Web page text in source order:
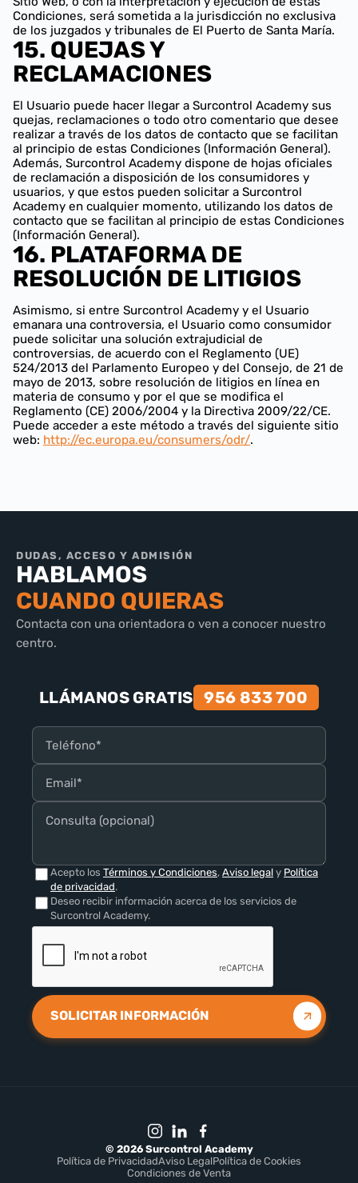
Condiciones, será sometida a la jurisdicción no exclusiva
de los juzgados y tribunales de El Puerto de Santa María.
15. QUEJAS Y
RECLAMACIONES
El Usuario puede hacer llegar a Surcontrol Academy sus
quejas, reclamaciones o todo otro comentario que desee
realizar a través de los datos de contacto que se facilitan
al principio de estas Condiciones (Información General).
Además, Surcontrol Academy dispone de hojas oficiales
de reclamación a disposición de los consumidores y
usuarios, y que estos pueden solicitar a Surcontrol
Academy en cualquier momento, utilizando los datos de
contacto que se facilitan al principio de estas Condiciones
(Información General).
16. PLATAFORMA DE
RESOLUCIÓN DE LITIGIOS
Asimismo, si entre Surcontrol Academy y el Usuario
emanara una controversia, el Usuario como consumidor
puede solicitar una solución extrajudicial de
controversias, de acuerdo con el Reglamento (UE)
524/2013 del Parlamento Europeo y del Consejo, de 21 de
mayo de 2013, sobre resolución de litigios en línea en
materia de consumo y por el que se modifica el
Reglamento (CE) 2006/2004 y la Directiva 2009/22/CE.
Puede acceder a este método a través del siguiente sitio
web: http://ec.europa.eu/consumers/odr/.
DUDAS, ACCESO Y ADMISIÓN
HABLAMOS
CUANDO QUIERAS
Contacta con una orientadora o ven a conocer nuestro
centro.
LLÁMANOS GRATIS 956 833 700
Acepto los Términos y Condiciones, Aviso legal y Política
de privacidad.
Deseo recibir información acerca de los servicios de
Surcontrol Academy.
SOLICITAR INFORMACIÓN
© 2026 Surcontrol Academy
Política de PrivacidadAviso LegalPolítica de Cookies
Condiciones de Venta